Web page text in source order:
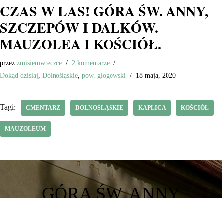
CZAS W LAS! GÓRA ŚW. ANNY,
SZCZEPÓW I DALKÓW.
MAUZOLEA I KOŚCIÓŁ.
przez zmisiemwteczce
2 komentarze
Dokąd dzisiaj Dolnośląskie pow. głogowski 18 maja, 2020
Tagi: CMENTARZ DOLNOŚLĄSKIE KAPLICA KOŚCIÓŁ
MAUZOLEUM
GÓRA ŚW. ANNY